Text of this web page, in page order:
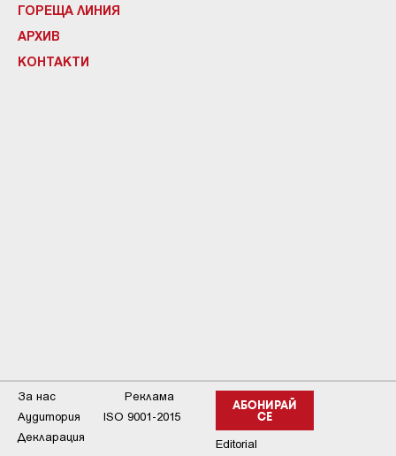
ГОРЕЩА ЛИНИЯ
АРХИВ
КОНТАКТИ
АБОНИРАЙ
СЕ
Editorial
За нас
Реклама
Аудитория
ISO 9001-2015
Декларация